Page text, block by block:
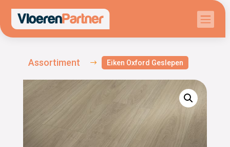

Assortiment $ Eiken Oxford Geslepen